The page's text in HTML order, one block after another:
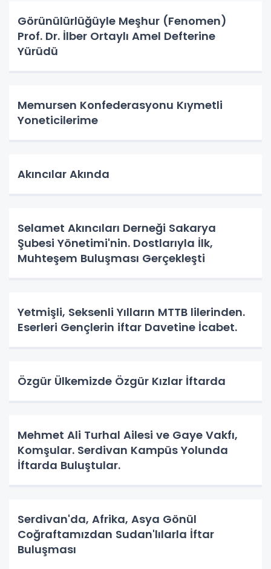
Görünülürlüğüyle Meşhur (Fenomen)
Prof. Dr. İlber Ortaylı Amel Defterine
Yürüdü
Memursen Konfederasyonu Kıymetli
Yoneticilerime
Akıncılar Akında
Selamet Akıncıları Derneği Sakarya
Şubesi Yönetimi'nin. Dostlarıyla İlk,
Muhteşem Buluşması Gerçekleşti
Yetmişli, Seksenli Yılların MTTB lilerinden.
Eserleri Gençlerin iftar Davetine İcabet.
Özgür Ülkemizde Özgür Kızlar İftarda
Mehmet Ali Turhal Ailesi ve Gaye Vakfı,
Komşular. Serdivan Kampüs Yolunda
İftarda Buluştular.
Serdivan'da, Afrika, Asya Gönül
Coğraftamızdan Sudan'lılarla İftar
Buluşması